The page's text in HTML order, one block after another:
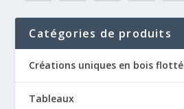
Catégories de produits
Créations uniques en bois flotté
Tableaux